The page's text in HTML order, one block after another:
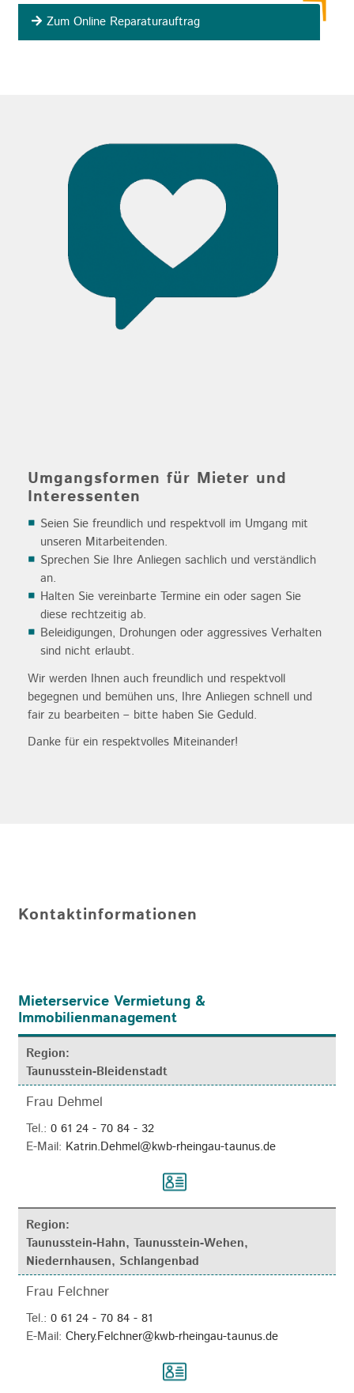
Zum Online Reparaturauftrag
Umgangsformen für Mieter und
Interessenten
Seien Sie freundlich und respektvoll im Umgang mit
unseren Mitarbeitenden.
Sprechen Sie Ihre Anliegen sachlich und verständlich
an.
Halten Sie vereinbarte Termine ein oder sagen Sie
diese rechtzeitig ab.
Beleidigungen, Drohungen oder aggressives Verhalten
sind nicht erlaubt.
Wir werden Ihnen auch freundlich und respektvoll
begegnen und bemühen uns, Ihre Anliegen schnell und
fair zu bearbeiten – bitte haben Sie Geduld.
Danke für ein respektvolles Miteinander!
Kontaktinformationen
Mieterservice Vermietung &
Immobilienmanagement
Region:
Taunusstein-Bleidenstadt
Frau Dehmel
Tel.: 0 61 24 - 70 84 - 32
E-Mail: Katrin.Dehmel@kwb-rheingau-taunus.de
Region:
Taunusstein-Hahn, Taunusstein-Wehen,
Niedernhausen, Schlangenbad
Frau Felchner
Tel.: 0 61 24 - 70 84 - 81
E-Mail: Chery.Felchner@kwb-rheingau-taunus.de